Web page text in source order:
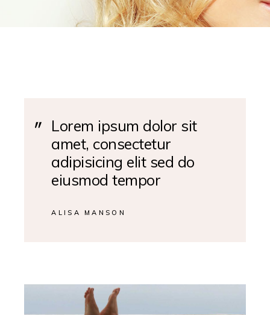
Lorem ipsum dolor sit
amet, consectetur
adipisicing elit sed do
eiusmod tempor
ALISA MANSON